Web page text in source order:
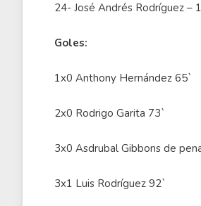
24- José Andrés Rodríguez –
Goles:
1x0 Anthony Hernández 65`
2x0 Rodrigo Garita 73`
3x0 Asdrubal Gibbons de
3x1 Luis Rodríguez 92`